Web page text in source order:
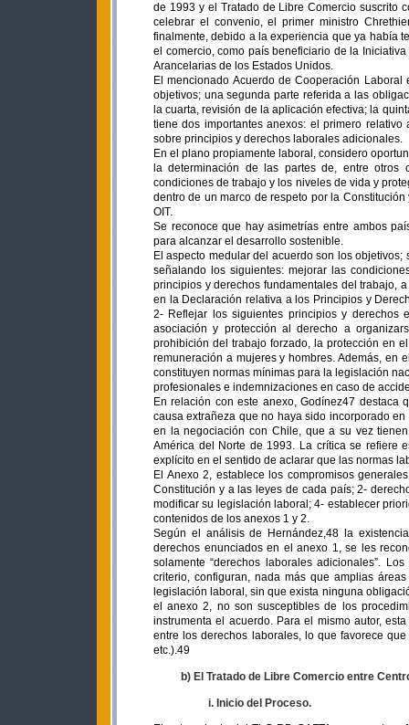
de 1993 y el Tratado de Libre Comercio suscrito
celebrar el convenio, el primer ministro
finalmente, debido a la experiencia que ya había
el comercio, como país beneficiario de la
Arancelarias de los Estados Unidos.
El mencionado Acuerdo de Cooperación
objetivos; una segunda parte referida a las
la cuarta, revisión de la aplicación efectiva; la
tiene dos importantes anexos: el primero
sobre principios y derechos laborales adicionales.
En el plano propiamente laboral, considero
la determinación de las partes de, entre otros
condiciones de trabajo y los niveles de vida y
dentro de un marco de respeto por la
OIT.
Se reconoce que hay asimetrías entre ambos
para alcanzar el desarrollo sostenible.
El aspecto medular del acuerdo son los
señalando los siguientes: mejorar las
principios y derechos fundamentales del trabajo,
en la Declaración relativa a los Principios y
2- Reflejar los siguientes principios y derechos
asociación y protección al derecho a
prohibición del trabajo forzado, la protección en
remuneración a mujeres y hombres. Además, en
constituyen normas mínimas para la legislación
profesionales e indemnizaciones en caso de
En relación con este anexo, Godínez47
causa extrañeza que no haya sido incorporado
en la negociación con Chile, que a su vez
América del Norte de 1993. La crítica se refiere
explícito en el sentido de aclarar que las normas
El Anexo 2, establece los compromisos
Constitución y a las leyes de cada país; 2-
modificar su legislación laboral; 4- establecer
contenidos de los anexos 1 y 2.
Según el análisis de Hernández,48 la
derechos enunciados en el anexo 1, se les
solamente “derechos laborales adicionales”.
criterio, configuran, nada más que amplias
legislación laboral, sin que exista ninguna
el anexo 2, no son susceptibles de los
instrumenta el acuerdo. Para el mismo autor,
entre los derechos laborales, lo que favorece
etc.).49
b) El Tratado de Libre Comercio entre
i. Inicio del Proceso.